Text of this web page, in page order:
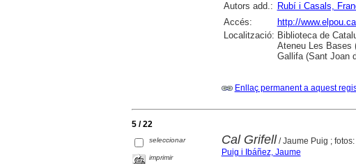
Autors add.: Rubí i Casals,
Accés:
http://
Localització: Biblioteca de
Ateneu Les Bases
Gallifa (Sant Joan
Enllaç permanent a aquest
5 / 22
seleccionar
imprimir
Cal Grifell/ Jaume Puig ;
Puig i Ibáñez, Jaume